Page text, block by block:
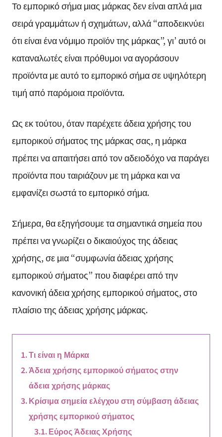
Το εμπορικό σήμα μιας μάρκας δεν είναι απλά μια
σειρά γραμμάτων ή σχημάτων, αλλά “αποδεικνύει
ότι είναι ένα νόμιμο προϊόν της μάρκας”, γι’ αυτό οι
καταναλωτές είναι πρόθυμοι να αγοράσουν
προϊόντα με αυτό το εμπορικό σήμα σε υψηλότερη
τιμή από παρόμοια προϊόντα.
Ως εκ τούτου, όταν παρέχετε άδεια χρήσης του
εμπορικού σήματος της μάρκας σας, η μάρκα
πρέπει να απαιτήσει από τον αδειοδόχο να παράγει
προϊόντα που ταιριάζουν με τη μάρκα και να
εμφανίζει σωστά το εμπορικό σήμα.
Σήμερα, θα εξηγήσουμε τα σημαντικά σημεία που
πρέπει να γνωρίζει ο δικαιούχος της άδειας
χρήσης, σε μια “συμφωνία άδειας χρήσης
εμπορικού σήματος” που διαφέρει από την
κανονική άδεια χρήσης εμπορικού σήματος, στο
πλαίσιο της άδειας χρήσης μάρκας.
Τι είναι η Μάρκα
Άδεια χρήσης εμπορικού σήματος στην
άδεια χρήσης μάρκας
Κρίσιμα σημεία ελέγχου στη σύμβαση άδειας
χρήσης εμπορικού σήματος
Εύρος Άδειας Χρήσης